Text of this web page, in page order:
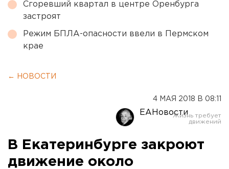
Сгоревший квартал в центре Оренбурга
застроят
Режим БПЛА-опасности ввели в Пермском
крае
← НОВОСТИ
4 МАЯ 2018 В 08:11
ЕАНовости
В Екатеринбурге закроют
движение около